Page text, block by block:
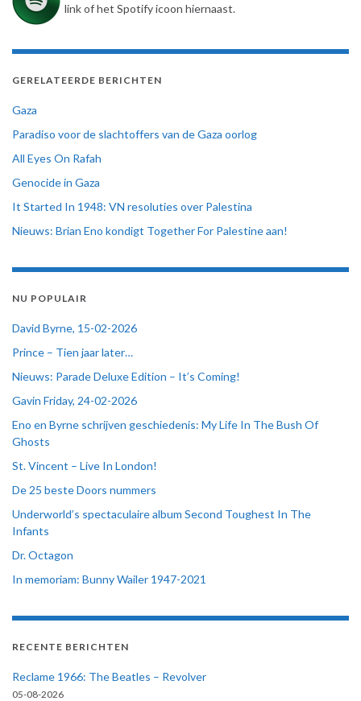
link of het Spotify icoon hiernaast.
GERELATEERDE BERICHTEN
Gaza
Paradiso voor de slachtoffers van de Gaza oorlog
All Eyes On Rafah
Genocide in Gaza
It Started In 1948: VN resoluties over Palestina
Nieuws: Brian Eno kondigt Together For Palestine aan!
NU POPULAIR
David Byrne, 15-02-2026
Prince – Tien jaar later…
Nieuws: Parade Deluxe Edition – It’s Coming!
Gavin Friday, 24-02-2026
Eno en Byrne schrijven geschiedenis: My Life In The Bush Of
Ghosts
St. Vincent – Live In London!
De 25 beste Doors nummers
Underworld’s spectaculaire album Second Toughest In The
Infants
Dr. Octagon
In memoriam: Bunny Wailer 1947-2021
RECENTE BERICHTEN
Reclame 1966: The Beatles – Revolver
05-08-2026